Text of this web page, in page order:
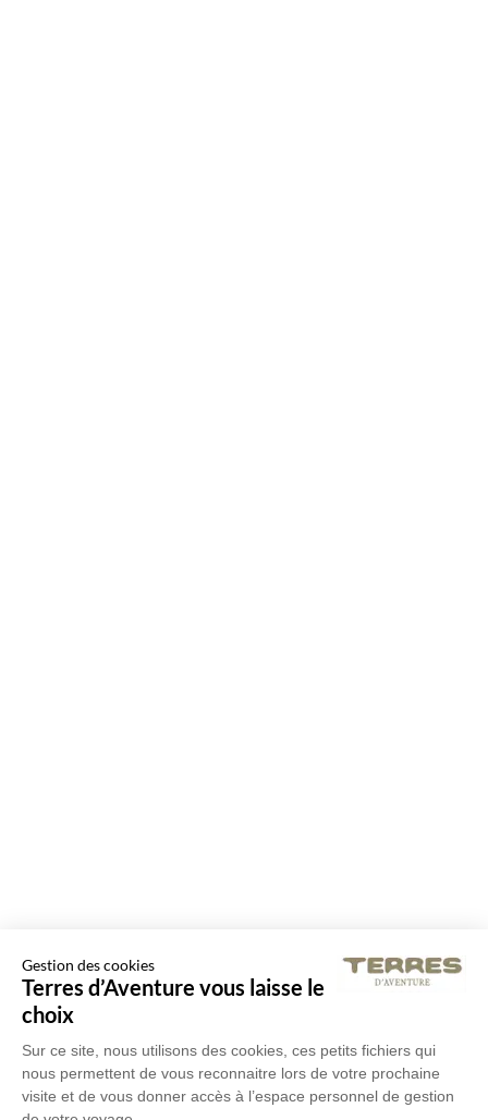
Gestion des cookies
Terres d’Aventure vous laisse le
choix
Sur ce site, nous utilisons des cookies, ces petits fichiers qui
nous permettent de vous reconnaitre lors de votre prochaine
visite et de vous donner accès à l’espace personnel de gestion